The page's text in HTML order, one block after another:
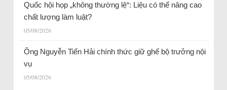
Quốc hội họp „không thường lệ“: Liệu có thể nâng cao
chất lượng làm luật?
05/08/2026
Ông Nguyễn Tiến Hải chính thức giữ ghế bộ trưởng nội
vụ
05/08/2026